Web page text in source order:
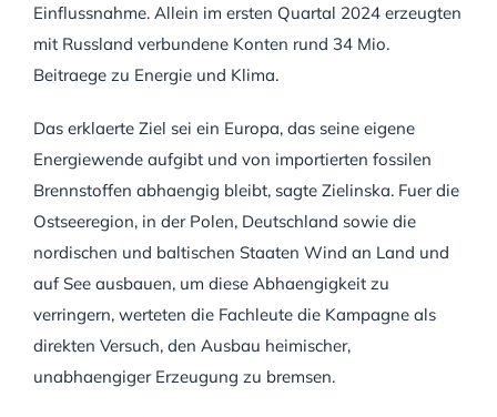
Einflussnahme. Allein im ersten Quartal 2024 erzeugten
mit Russland verbundene Konten rund 34 Mio.
Beitraege zu Energie und Klima.
Das erklaerte Ziel sei ein Europa, das seine eigene
Energiewende aufgibt und von importierten fossilen
Brennstoffen abhaengig bleibt, sagte Zielinska. Fuer die
Ostseeregion, in der Polen, Deutschland sowie die
nordischen und baltischen Staaten Wind an Land und
auf See ausbauen, um diese Abhaengigkeit zu
verringern, werteten die Fachleute die Kampagne als
direkten Versuch, den Ausbau heimischer,
unabhaengiger Erzeugung zu bremsen.